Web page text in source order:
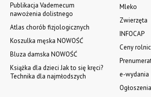
Mleko
Zwierzęta
INFOCAP
Ceny
e-wydania
Ogłoszenia
Publikacja Vademecum
nawożenia dolistnego
Atlas chorób fizjologicznych
Koszulka męska NOWOŚĆ
Bluza damska NOWOŚĆ
Książka dla dzieci Jak to się kręci?
Technika dla najmłodszych